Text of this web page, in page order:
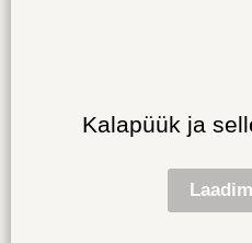
Kalapüük ja